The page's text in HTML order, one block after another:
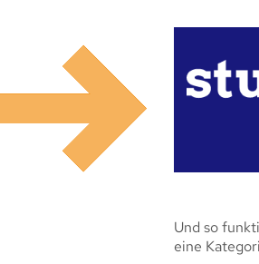
Und so
eine